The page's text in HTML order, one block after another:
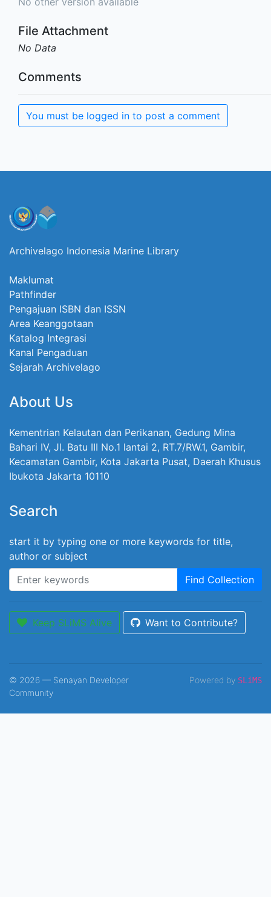
File Attachment
No Data
Comments
You must be logged in to post a comment
Archivelago Indonesia Marine Library
Maklumat
Pathfinder
Pengajuan ISBN dan ISSN
Area Keanggotaan
Katalog Integrasi
Kanal Pengaduan
Sejarah Archivelago
About Us
Kementrian Kelautan dan Perikanan, Gedung Mina
Bahari IV, Jl. Batu III No.1 lantai 2, RT.7/RW.1, Gambir,
Kecamatan Gambir, Kota Jakarta Pusat, Daerah Khusus
Ibukota Jakarta 10110
Search
start it by typing one or more keywords for title,
author or subject
Find Collection
Keep SLiMS Alive Want to Contribute?
© 2026 — Senayan Developer
Community
Powered by SLiMS